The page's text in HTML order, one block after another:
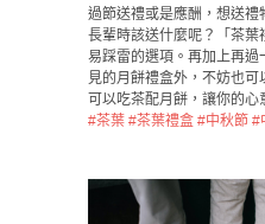
過節送禮或是應酬，想送禮
長輩時該送什麼呢？「茶
易踩雷的選項。再加上再過
見的月餅禮盒外，不妨也
可以吃茶配月餅，讓你的心
#茶葉 #茶葉禮盒 #中秋節 #